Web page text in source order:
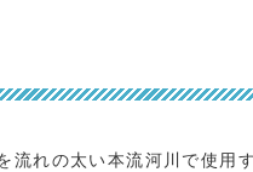
流れの太い本流河川で使用